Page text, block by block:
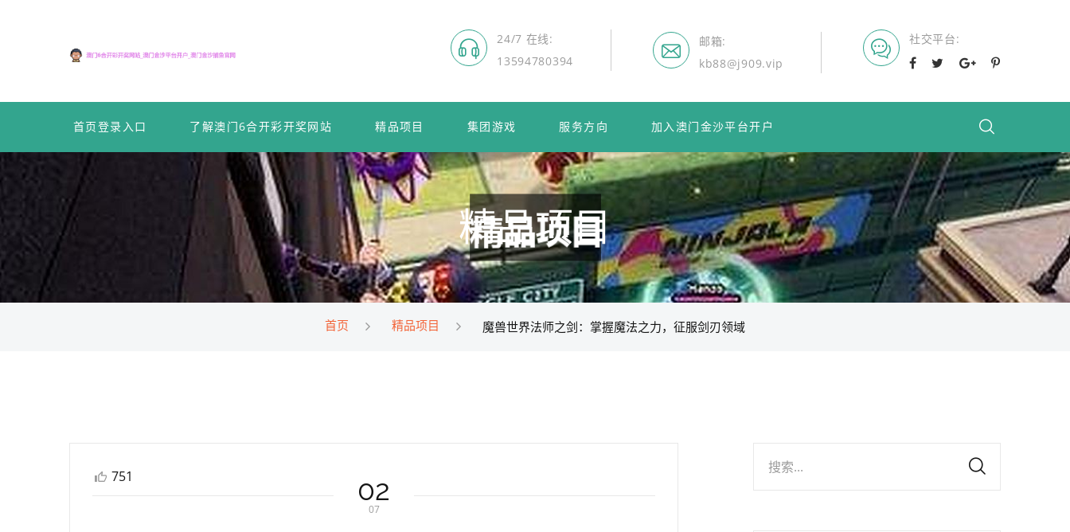
24/7 在线
13594780394
邮箱
kb88@j909.vip
社交平台
首页登录入口 了解澳门6合开彩开奖网站 精品项目 集团游戏 服务方向 加入澳门金沙平台开户
精品项目
首页 精品项目 魔兽世界法师之剑：掌握魔法之力，征服剑刃领域
751 02
07
搜索...